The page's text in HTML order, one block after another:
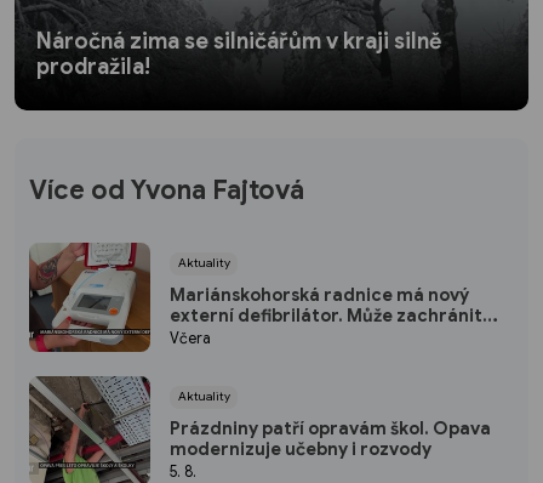
Náročná zima se silničářům v kraji silně
prodražila!
Více od Yvona Fajtová
Aktuality
Mariánskohorská radnice má nový
externí defibrilátor. Může zachránit
život během několika minut
Včera
Aktuality
Prázdniny patří opravám škol. Opava
modernizuje učebny i rozvody
5. 8.